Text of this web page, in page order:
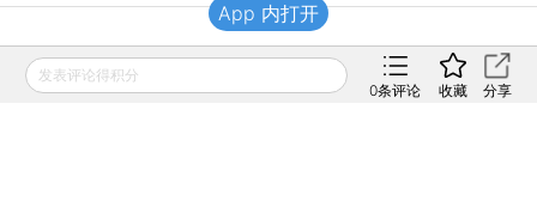
财新移动
发表评论得积分
0条评论 收藏 分享
App 内打开